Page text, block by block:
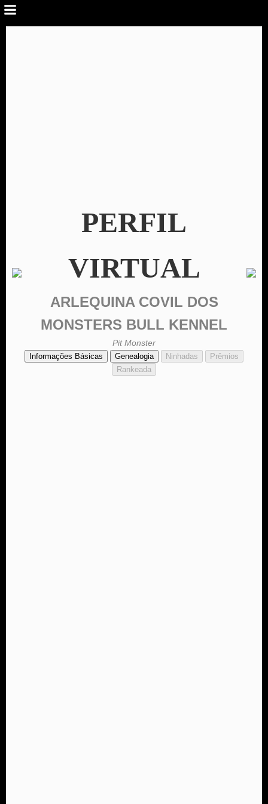
PERFIL
VIRTUAL
ARLEQUINA COVIL DOS
MONSTERS BULL KENNEL
Pit Monster
Informações Básicas Genealogia Ninhadas
Prêmios
Rankeada